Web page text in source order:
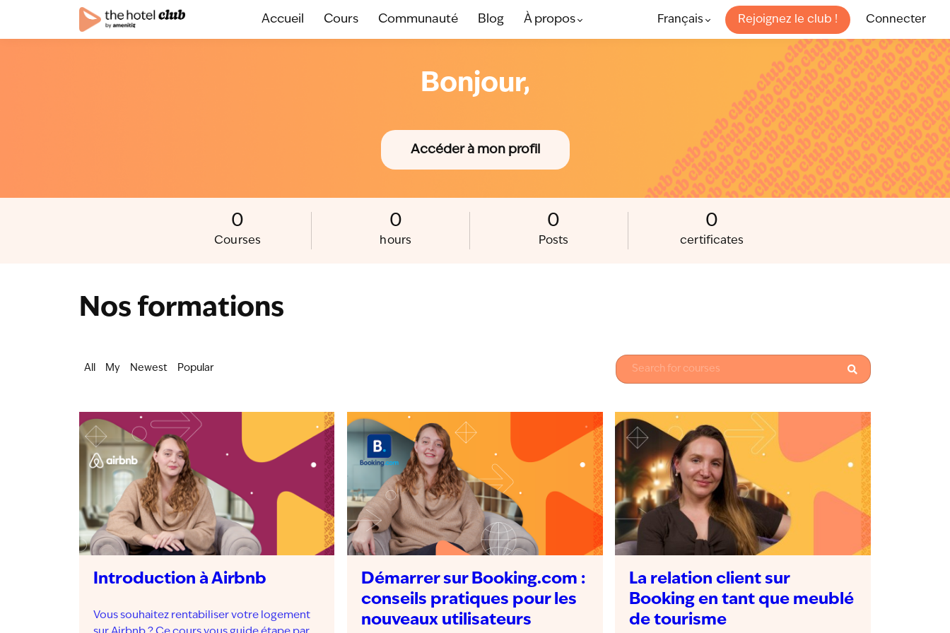
Accueil Cours Communauté Blog À propos Français Rejoignez le club ! Connecter
Bonjour,
Accéder à mon profil
0
Courses
0
hours
0
Posts
0
certificates
Nos formations
All My Newest Popular
Introduction à Airbnb
Vous souhaitez rentabiliser votre logement
Démarrer sur Booking.com :
conseils pratiques pour les
nouveaux utilisateurs
La relation client sur
Booking en tant que meublé
de tourisme